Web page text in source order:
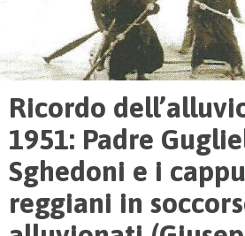
Ricordo
1951: Padre
Sghedoni e i
reggiani in